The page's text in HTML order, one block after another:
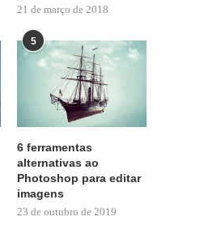
21 de março de 2018
5
6 ferramentas
alternativas ao
Photoshop para editar
imagens
23 de outubro de 2019